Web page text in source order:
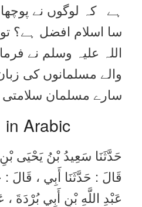
ہے کہ لوگوں نے
سا اسلام افضل ہے؟
اللہ علیہ وسلم نے
والے مسلمانوں کی
سارے مسلمان
Arabic
حَدَّثَنَا سَعِيدُ بْنُ يَحْيَى
قَالَ : حَدَّثَنَا أَبِي ، قَالَ :
عَبْدِ اللَّهِ بْنِ أَبِي بُرْدَةَ